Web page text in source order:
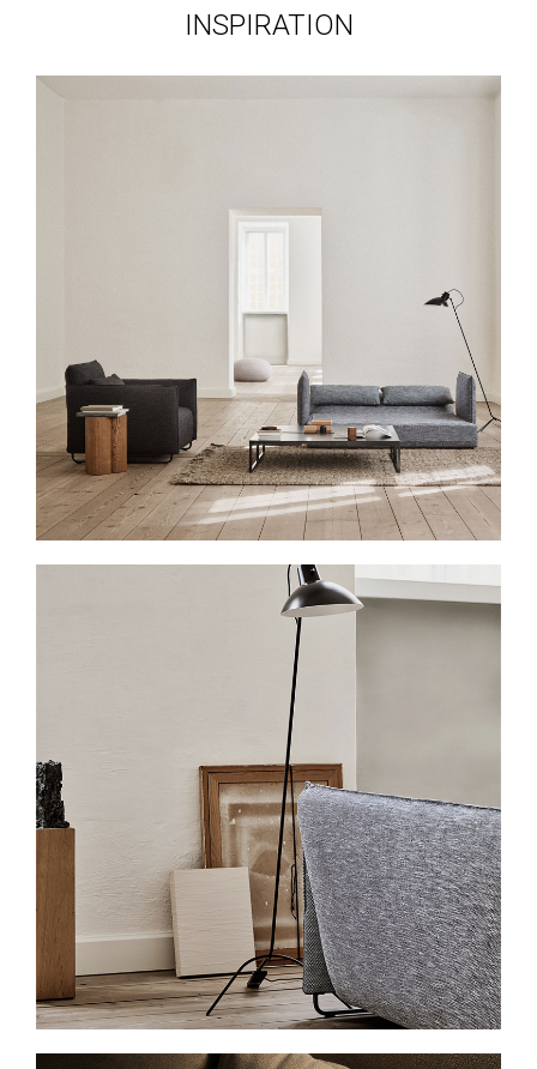
INSPIRATION